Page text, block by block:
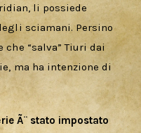
li possiede
sciamani. Persino
“salva” Tiuri dai
ma ha intenzione di
Ã¨ stato impostato